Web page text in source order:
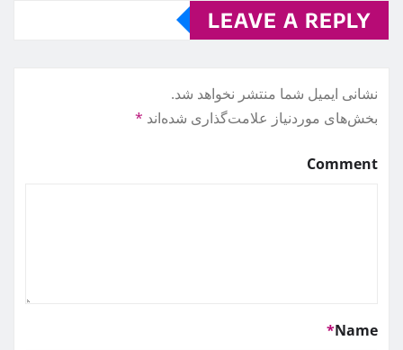
LEAVE A REPLY
نشانی ایمیل شما منتشر نخواهد شد.
بخش‌های موردنیاز علامت‌گذاری شده‌اند *
Comment
Name
*